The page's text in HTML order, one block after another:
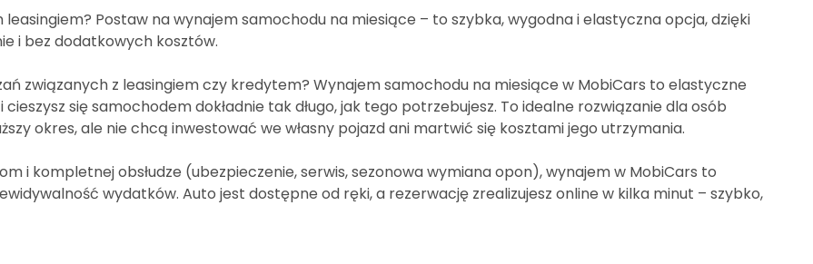
Postaw na wynajem samochodu na miesiące – to szybka, wygodna i elastyczna opcja, dzięki
i bez dodatkowych kosztów.
związanych z leasingiem czy kredytem? Wynajem samochodu na miesiące w MobiCars to elastyczne
się samochodem dokładnie tak długo, jak tego potrzebujesz. To idealne rozwiązanie dla osób
okres, ale nie chcą inwestować we własny pojazd ani martwić się kosztami jego utrzymania.
i kompletnej obsłudze (ubezpieczenie, serwis, sezonowa wymiana opon), wynajem w MobiCars to
wydatków. Auto jest dostępne od ręki, a rezerwację zrealizujesz online w kilka minut – szybko,